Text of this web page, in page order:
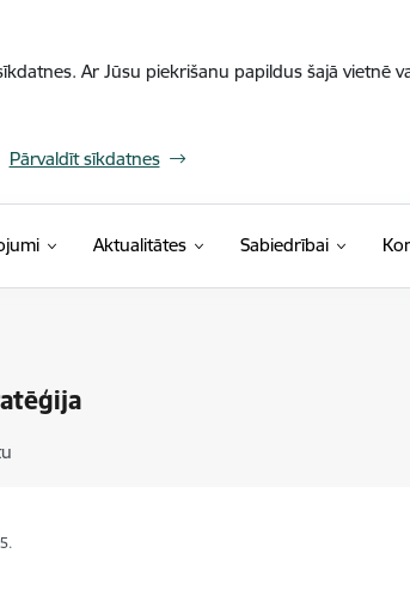
Ar Jūsu piekrišanu papildus šajā vietnē
Pārvaldīt sīkdatnes
Aktualitātes Sabiedrībai